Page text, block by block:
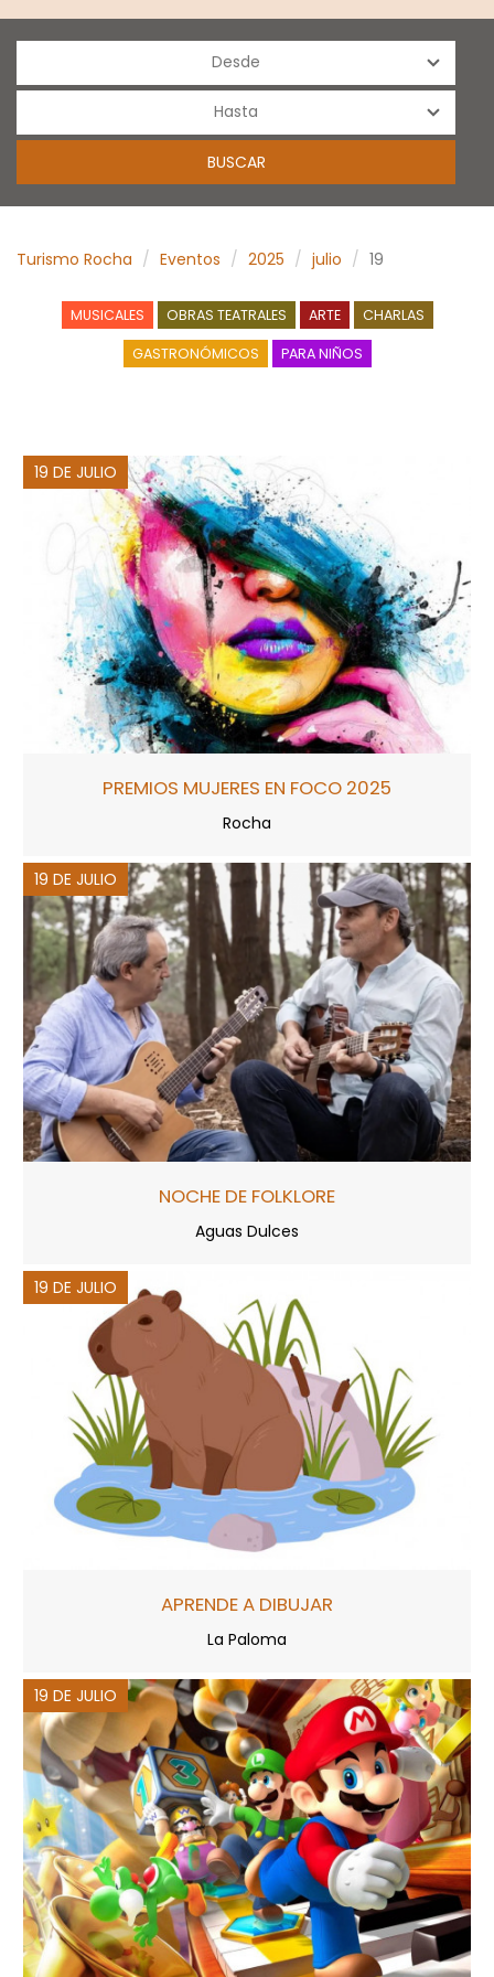
Turismo Rocha Eventos 2025 julio 19
MUSICALES OBRAS TEATRALES ARTE CHARLAS
GASTRONÓMICOS PARA NIÑOS
19 DE JULIO
PREMIOS MUJERES EN FOCO 2025
Rocha
19 DE JULIO
NOCHE DE FOLKLORE
Aguas Dulces
19 DE JULIO
APRENDE A DIBUJAR
La Paloma
19 DE JULIO